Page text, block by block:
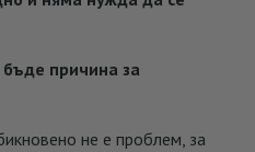
причина за
не е проблем, за